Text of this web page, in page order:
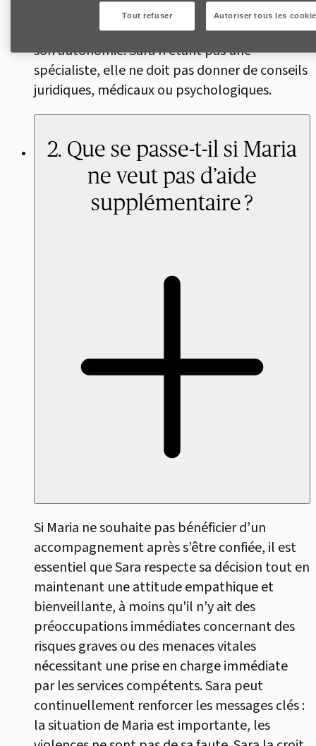
L’essentiel est de procéder avec l’accord de
Maria, en respectant ses choix, sa sécurité et
son autonomie. Sara n’étant pas une
spécialiste, elle ne doit pas donner de conseils
juridiques, médicaux ou psychologiques.
2. Que se passe-t-il si Maria
ne veut pas d’aide
supplémentaire ?
Si Maria ne souhaite pas bénéficier d’un
accompagnement après s’être confiée, il est
essentiel que Sara respecte sa décision tout en
maintenant une attitude empathique et
bienveillante, à moins qu'il n'y ait des
préoccupations immédiates concernant des
risques graves ou des menaces vitales
nécessitant une prise en charge immédiate
par les services compétents. Sara peut
continuellement renforcer les messages clés :
la situation de Maria est importante, les
Tout refuser Autoriser tous les